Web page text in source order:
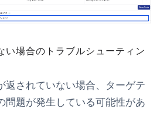
い場合のトラブルシューティン
返されていない場合、ターゲテ
問題が発生している可能性があ